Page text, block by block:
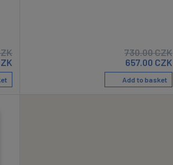
730.00CZK
657.00 CZK
Add to basket